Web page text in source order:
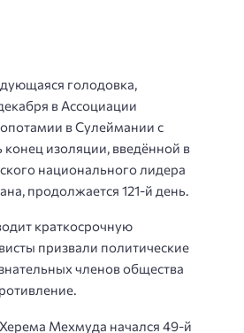
голодовка,
в Ассоциации
в Сулеймании с
изоляции, введённой в
национального лидера
продолжается 121-й день.
краткосрочную
призвали политические
членов общества
Мехмуда начался 49-й